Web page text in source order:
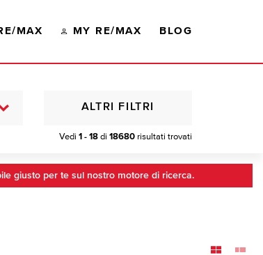
MAX MY RE/MAX BLOG
Vedi 1 - 18 di 18680 risultati trovati
ALTRI FILTRI
giusto per te sul nostro motore di ricerca.